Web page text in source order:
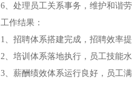
6、处理员工关系事务，维护和谐
工作结果：
1、招聘体系搭建完成，招聘效率
2、培训体系落地执行，员工技能
3、薪酬绩效体系运行良好，员工